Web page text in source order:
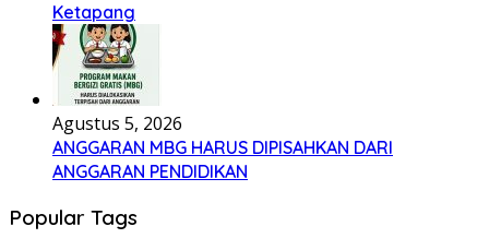
Ketapang
Agustus 5, 2026
ANGGARAN MBG HARUS DIPISAHKAN DARI
ANGGARAN PENDIDIKAN
Popular Tags